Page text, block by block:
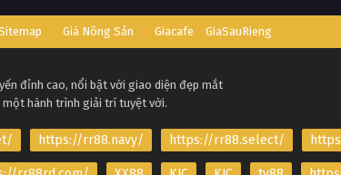
Giá Nông Sản Giacafe GiaSauRieng
đỉnh cao, nổi bật với giao diện đẹp mắt
hành trình giải trí tuyệt vời.
https://rr88.navy/ https://rr88.select/